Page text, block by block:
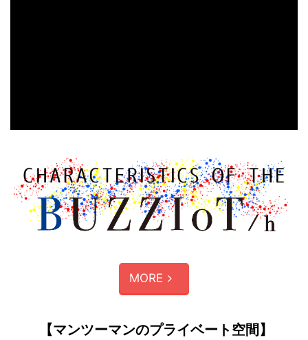
MORE
【マンツーマンのプライベート空間】